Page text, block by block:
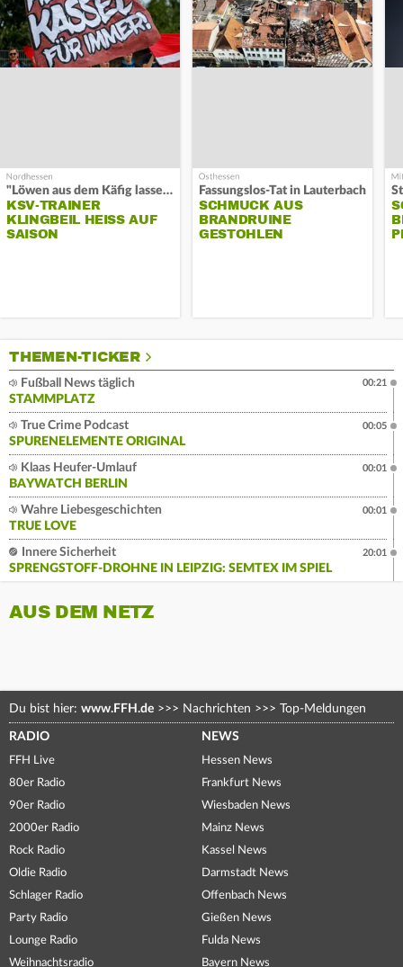
"Löwen aus dem Käfig lassen"
KSV-TRAINER
KLINGBEIL HEISS AUF S
AISON
Fassungslos-Tat in Lauterbach
SCHMUCK AUS
BRANDRUINE
GESTOHLEN
THEMEN-TICKER
Fußball News täglich
STAMMPLATZ
00:21
True Crime Podcast
SPURENELEMENTE ORIGINAL
00:05
Klaas Heufer-Umlauf
BAYWATCH BERLIN
00:01
Wahre Liebesgeschichten
TRUE LOVE
00:01
Innere Sicherheit
SPRENGSTOFF-DROHNE IN LEIPZIG: SEMTEX IM SPIEL
20:01
AUS DEM NETZ
Du bist hier: www.FFH.de >>> Nachrichten >>> Top-Meldungen
RADIO
FFH Live
80er Radio
90er Radio
2000er Radio
Rock Radio
Oldie Radio
Schlager Radio
Party Radio
Lounge Radio
Weihnachtsradio
NEWS
Hessen News
Frankfurt News
Wiesbaden News
Mainz News
Kassel News
Darmstadt News
Offenbach News
Gießen News
Fulda News
Bayern News